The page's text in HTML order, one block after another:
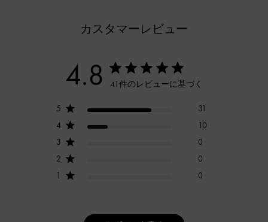
カスタマーレビュー
4.8 41件のレビューに基づく
5
31
4
10
3
0
2
0
1
0